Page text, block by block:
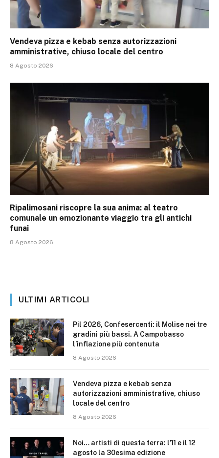
Vendeva pizza e kebab senza autorizzazioni
amministrative, chiuso locale del centro
8 Agosto 2026
Ripalimosani riscopre la sua anima: al teatro
comunale un emozionante viaggio tra gli antichi
funai
8 Agosto 2026
ULTIMI ARTICOLI
Pil 2026, Confesercenti: il Molise nei tre
gradini più bassi. A Campobasso
l’inflazione più contenuta
8 Agosto 2026
Vendeva pizza e kebab senza
autorizzazioni amministrative, chiuso
locale del centro
8 Agosto 2026
Noi… artisti di questa terra: l’11 e il 12
agosto la 30esima edizione